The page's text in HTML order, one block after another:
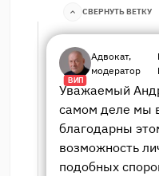
СВЕРНУТЬ ВЕТКУ
ВИП
Адвокат,
модератор
Уважаемый
самом деле мы
благодарны
возможность
подобных